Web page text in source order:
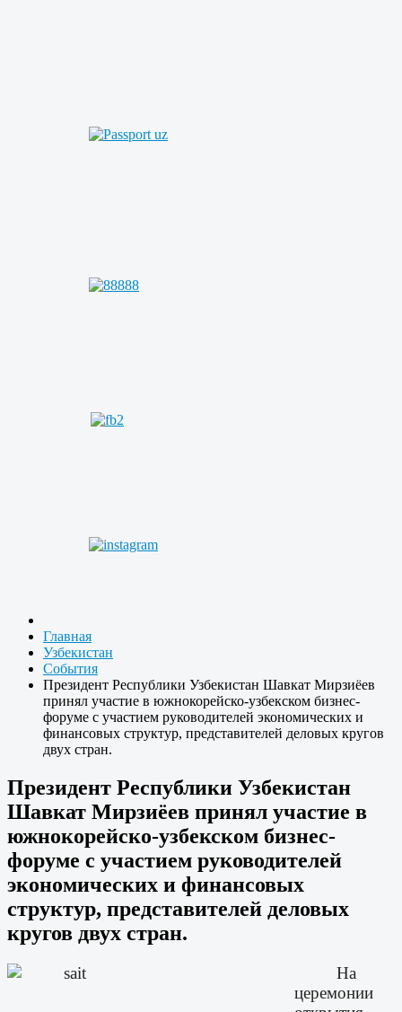
Главная
Узбекистан
События
Президент Республики Узбекистан Шавкат Мирзиёев
принял участие в южнокорейско-узбекском бизнес-
форуме с участием руководителей экономических и
финансовых структур, представителей деловых кругов
двух стран.
Президент Республики Узбекистан
Шавкат Мирзиёев принял участие в
южнокорейско-узбекском бизнес-
форуме с участием руководителей
экономических и финансовых
структур, представителей деловых
кругов двух стран.
На
церемонии